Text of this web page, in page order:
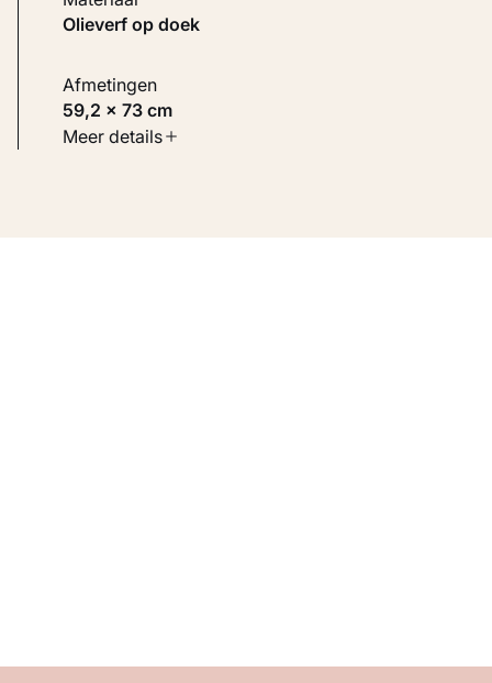
Olieverf op doek
Afmetingen
59,2 × 73 cm
Soort werk
Meer details